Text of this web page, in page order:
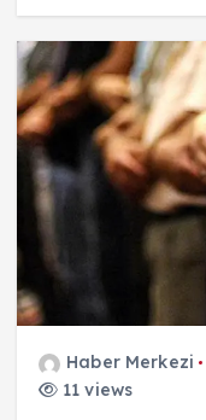
Haber Merkezi
11 views